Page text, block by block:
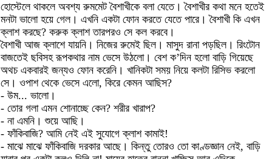
হোস্টেলে থাকলে অবশ্য রুমমেট বৈশাখীকে বলা যেতে। বৈশাখীর কথা মনে হতেই
মনটা ভালো হয়ে গেল। এখনি একটা ফোন করতে যেতে পারে। বৈশাখী কি এখন
ক্লাশ করছে? করুক ক্লাশ তারপরও সে কল করবে।
বৈশাখী আজ ক্লাশে যায়নি। নিজের রুমেই ছিল। মাসুদ রানা পড়ছিল। রিংটোন
বাজতেই ছবিসহ রূপকথার নাম ভেসে উঠলো। বেশ ক’দিন হলো বাড়ি গিয়েছে
অথচ একবারই জন্যও ফোন করেনি। খানিকটা সময় নিয়ে কলটা রিসিভ করলো
সে। ওপাশ থেকে ভেসে এলো, কিরে কেমন আছিস?
- উম... ভালো।
- তোর গলা এমন শোনাচ্ছে কেন? শরীর খারাপ?
- না এমনি। শুয়ে আছি।
- ফাঁকিবাজি? আমি নেই এই সুযোগে ক্লাশ কামাই!
- মাঝে মাঝে ফাঁকিবাজি দরকার আছে। কিন্তু তোরও তো কাণ্ডজ্ঞান নেই, বাড়ি